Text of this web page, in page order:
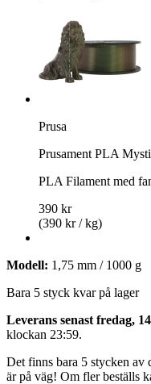
Prusa
Prusament PLA
PLA Filament med
390 kr
(390 kr / kg)
Modell: 1,75 mm / 1000 g
Bara 5 styck kvar på lager
Leverans senast fredag,
klockan 23:59.
Det finns bara 5 stycken
är på väg! Om fler beställs